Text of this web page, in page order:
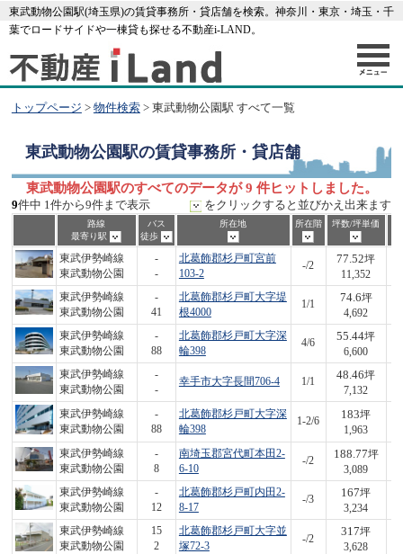
東武動物公園駅(埼玉県)の賃貸事務所・貸店舗を検索。神奈川・東京・埼玉・千
葉でロードサイドや一棟貸も探せる不動産i-LAND。
トップページ > 物件検索> 東武動物公園駅 すべて一覧
東武動物公園駅の賃貸事務所・貸店舗
東武動物公園駅のすべてのデータが 9 件ヒットしました。
9件中 1件から9件まで表示 をクリックすると並びかえ出来ます
路線
最寄り駅
バス
徒歩
所在地 所在階 坪数/坪単価
東武伊勢崎線
東武動物公園
-
-
北葛飾郡杉戸町宮前
103-2
-/2
77.52坪
11,352
東武伊勢崎線
東武動物公園
-
41
北葛飾郡杉戸町大字堤
根4000
1/1
74.6坪
4,692
東武伊勢崎線
東武動物公園
-
88
北葛飾郡杉戸町大字深
輪398
4/6
55.44坪
6,600
東武伊勢崎線
東武動物公園
-
-
幸手市大字長間706-4 1/1
48.46坪
7,132
東武伊勢崎線
東武動物公園
-
88
北葛飾郡杉戸町大字深
輪398
1-2/6
183坪
1,963
東武伊勢崎線
東武動物公園
-
8
南埼玉郡宮代町本田2-
6-10
-/2
188.77坪
3,089
東武伊勢崎線
東武動物公園
-
12
北葛飾郡杉戸町内田2-
8-17
-/3
167坪
3,234
東武伊勢崎線
東武動物公園
15
2
北葛飾郡杉戸町大字並
塚72-3
-/2
317坪
3,628